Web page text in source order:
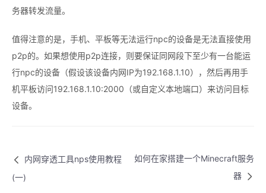
务器转发流量。
值得注意的是，手机、平板等无法运行npc的设备是无法直接使用
p2p的。如果想使用p2p连接，则要保证同网段下至少有一台能运
行npc的设备（假设该设备内网IP为192.168.1.10），然后再用手
机平板访问192.168.1.10:2000（或自定义本地端口）来访问目标
设备。
内网穿透工具nps使用教程
(一)
如何在家搭建一个Minecraft服务
器